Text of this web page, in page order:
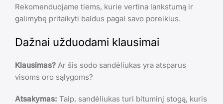
Rekomenduojame tiems, kurie vertina lankstumą ir
galimybę pritaikyti baldus pagal savo poreikius.
Dažnai užduodami klausimai
Klausimas? Ar šis sodo sandėliukas yra atsparus
visoms oro sąlygoms?
Atsakymas: Taip, sandėliukas turi bituminį stogą, kuris